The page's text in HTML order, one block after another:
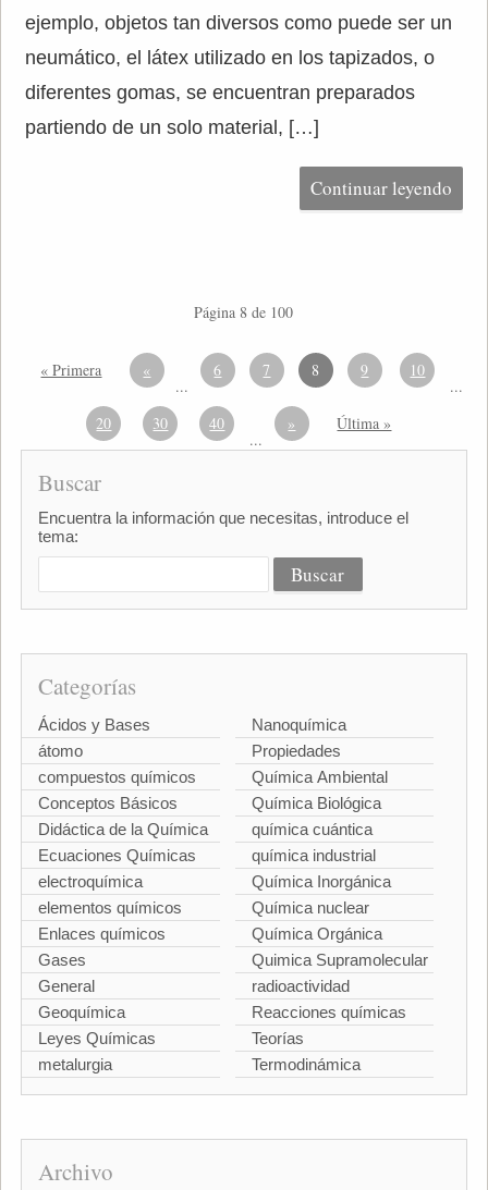
ejemplo, objetos tan diversos como puede ser un
neumático, el látex utilizado en los tapizados, o
diferentes gomas, se encuentran preparados
partiendo de un solo material, […]
Continuar leyendo
Página 8 de 100
« Primera «
...
6 7 8 9 10
...
20
30 40
...
» Última »
Buscar
Encuentra la información que necesitas, introduce el
tema:
Categorías
Ácidos y Bases
átomo
compuestos químicos
Conceptos Básicos
Didáctica de la Química
Ecuaciones Químicas
electroquímica
elementos químicos
Enlaces químicos
Gases
General
Geoquímica
Leyes Químicas
metalurgia
Nanoquímica
Propiedades
Química Ambiental
Química Biológica
química cuántica
química industrial
Química Inorgánica
Química nuclear
Química Orgánica
Quimica Supramolecular
radioactividad
Reacciones químicas
Teorías
Termodinámica
Archivo